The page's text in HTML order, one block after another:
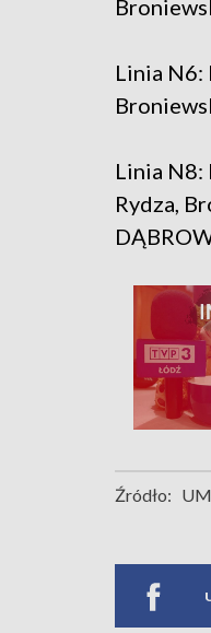
Linia N6:
Linia N8:
Rydza,
Źródło: